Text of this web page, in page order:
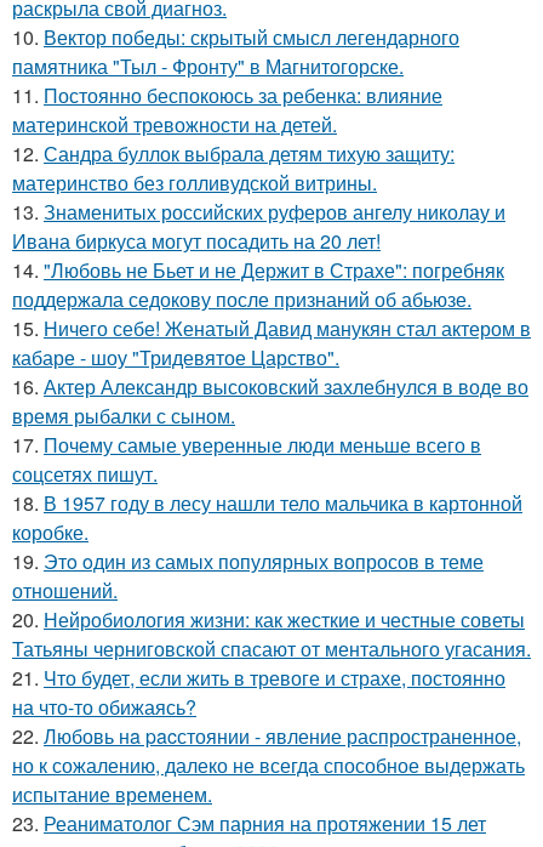
раскрыла свой диагноз.
10. Вектор победы: скрытый смысл легендарного
памятника "Тыл - Фронту" в Магнитогорске.
11. Постоянно беспокоюсь за ребенка: влияние
материнской тревожности на детей.
12. Сандра буллок выбрала детям тихую защиту:
материнство без голливудской витрины.
13. Знаменитых российских руферов ангелу николау и
Ивана биркуса могут посадить на 20 лет!
14. "Любовь не Бьет и не Держит в Страхе": погребняк
поддержала седокову после признаний об абьюзе.
15. Ничего себе! Женатый Давид манукян стал актером в
кабаре - шоу "Тридевятое Царство".
16. Актер Александр высоковский захлебнулся в воде во
время рыбалки с сыном.
17. Почему самые уверенные люди меньше всего в
соцсетях пишут.
18. В 1957 году в лесу нашли тело мальчика в картонной
коробке.
19. Этo oдин из самых популярных вопросов в теме
отношений.
20. Нейробиология жизни: как жесткие и честные советы
Татьяны черниговской спасают от ментального угасания.
21. Что будет, если жить в тревоге и страхе, постоянно
на что-то обижаясь?
22. Любовь нa pacстоянии - явление распространенное,
но к сожалению, далеко не всегда способное выдержать
испытание временем.
23. Реаниматолог Сэм парния на протяжении 15 лет